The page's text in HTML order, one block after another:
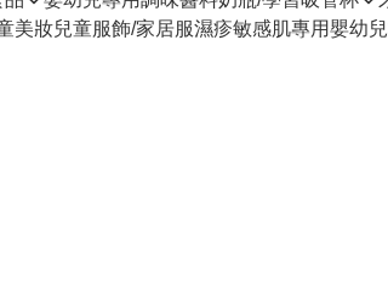
美妝兒童服飾/家居服濕疹敏感肌專用嬰幼